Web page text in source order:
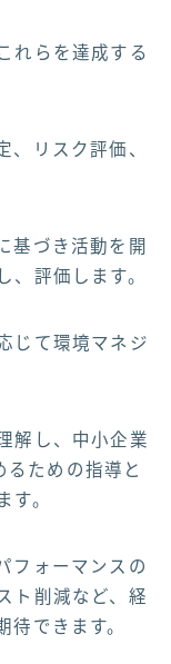
れらを達成する
、リスク評価、
基づき活動を開
、評価します。
じて環境マネジ
解し、中小企業
ための指導と
す。
フォーマンスの
ト削減など、経
待できます。